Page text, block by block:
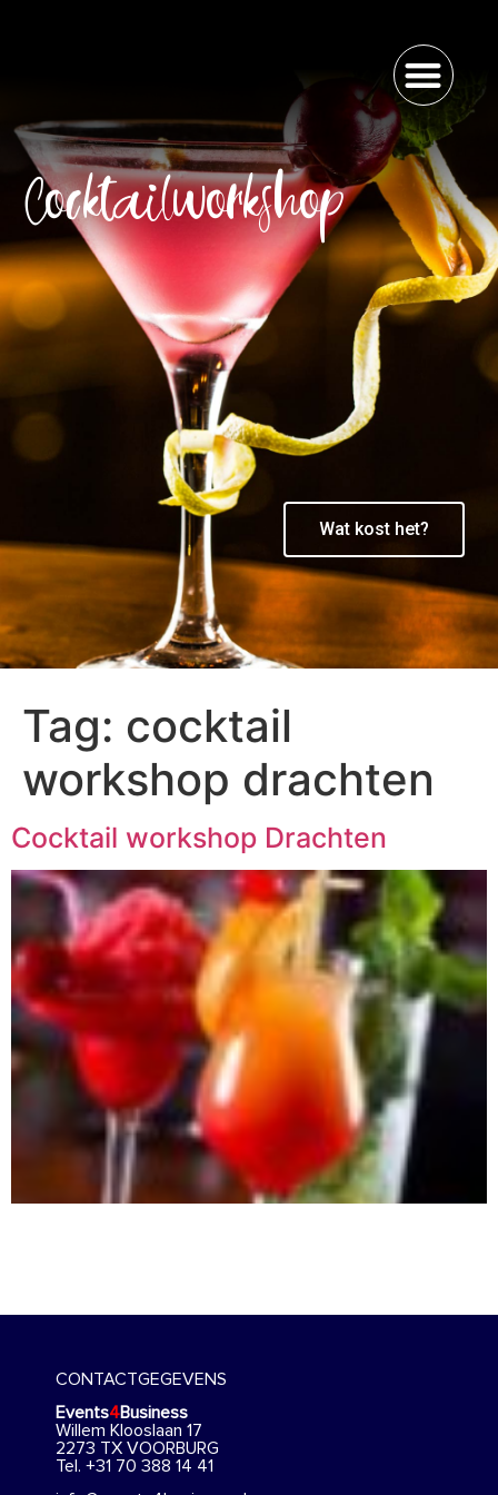
Cocktailworkshop
Wat kost het?
Tag: cocktail
workshop drachten
Cocktail workshop Drachten
CONTACTGEGEVENS
Events4Business
Willem Klooslaan 17
2273 TX VOORBURG
Tel. +31 70 388 14 41